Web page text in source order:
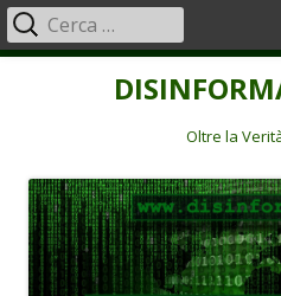
Oltre la
Menu
principale
Ricerca
per: